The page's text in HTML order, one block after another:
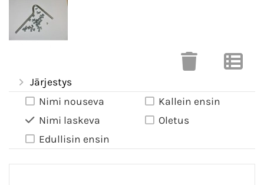
Järjestys
Nimi nouseva
Nimi laskeva
Edullisin ensin
Kallein ensin
Oletus